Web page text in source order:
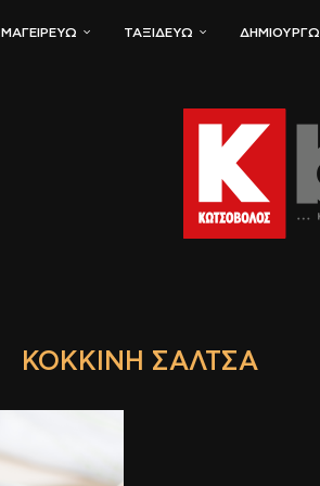
ΜΑΓΕΙΡΕΎΩ ΤΑΞΙΔΕΎΩ ΔΗΜΙΟΥΡΓΏ
ΚΌΚΚΙΝΗ ΣΆΛΤΣΑ